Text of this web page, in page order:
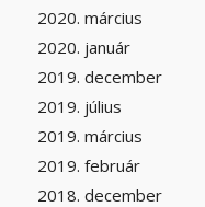
2020. március
2020. január
2019. december
2019. július
2019. március
2019. február
2018. december